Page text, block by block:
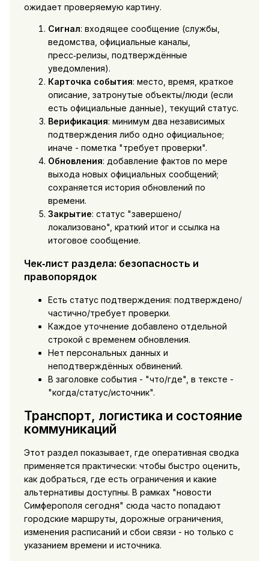
ожидает проверяемую картину.
Сигнал: входящее сообщение (службы,
ведомства, официальные каналы,
пресс‑релизы, подтверждённые
уведомления).
Карточка события: место, время, краткое
описание, затронутые объекты/люди (если
есть официальные данные), текущий статус.
Верификация: минимум два независимых
подтверждения либо одно официальное;
иначе - пометка "требует проверки".
Обновления: добавление фактов по мере
выхода новых официальных сообщений;
сохраняется история обновлений по
времени.
Закрытие: статус "завершено/
локализовано", краткий итог и ссылка на
итоговое сообщение.
Чек‑лист раздела: безопасность и
правопорядок
Есть статус подтверждения: подтверждено/
частично/требует проверки.
Каждое уточнение добавлено отдельной
строкой с временем обновления.
Нет персональных данных и
неподтверждённых обвинений.
В заголовке события - "что/где", в тексте -
"когда/статус/источник".
Транспорт, логистика и состояние
коммуникаций
Этот раздел показывает, где оперативная сводка
применяется практически: чтобы быстро оценить,
как добраться, где есть ограничения и какие
альтернативы доступны. В рамках "новости
Симферополя сегодня" сюда часто попадают
городские маршруты, дорожные ограничения,
изменения расписаний и сбои связи - но только с
указанием времени и источника.